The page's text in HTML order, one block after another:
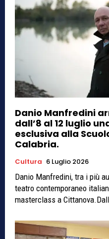
Danio Manfredini
dall’8 al 12 luglio
esclusiva alla
Calabria.
Cultura 6 Luglio 2026
Danio Manfredini, tra i più
teatro contemporaneo
masterclass a